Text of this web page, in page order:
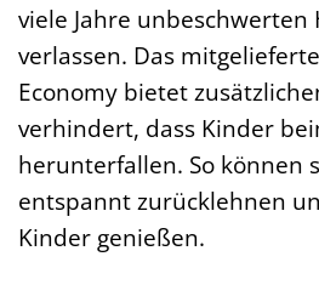
viele Jahre unbeschwerten
verlassen. Das
Economy bietet
verhindert, dass Kinder
herunterfallen. So können
entspannt zurücklehnen
Kinder genießen.